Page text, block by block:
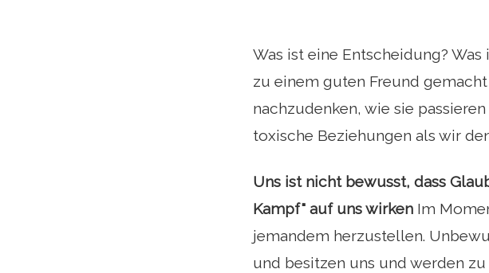
Was ist eine Entscheidung?
zu einem guten Freund
nachzudenken, wie sie
toxische Beziehungen als wir
Uns ist nicht bewusst, dass
Kampf" auf uns wirken Im
jemandem herzustellen.
und besitzen uns und werden